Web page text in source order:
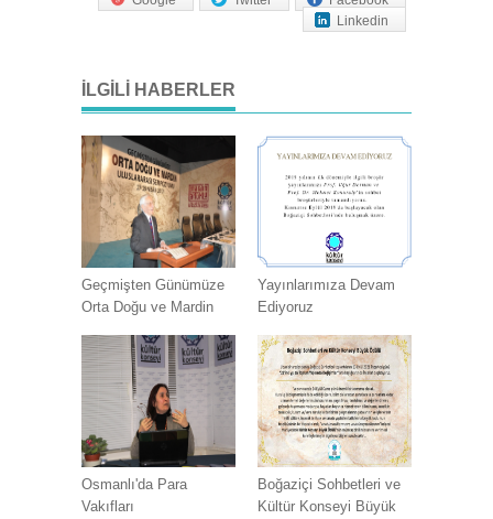
Linkedin
İLGILI HABERLER
Geçmişten Günümüze
Orta Doğu ve Mardin
Yayınlarımıza Devam
Ediyoruz
Osmanlı'da Para
Vakıfları
Boğaziçi Sohbetleri ve
Kültür Konseyi Büyük